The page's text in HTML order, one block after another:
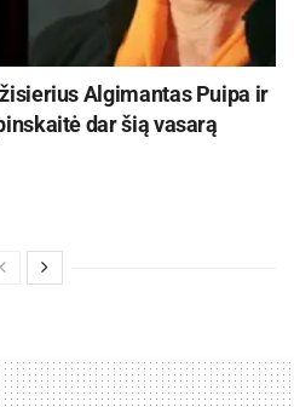
Algimantas Puipa ir
dar šią vasarą